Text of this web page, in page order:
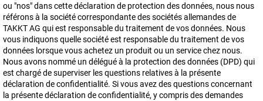
ou "nos" dans cette déclaration de protection des données, nous nous
référons à la société correspondante des sociétés allemandes de
TAKKT AG qui est responsable du traitement de vos données. Nous
vous indiquons quelle société est responsable du traitement de vos
données lorsque vous achetez un produit ou un service chez nous.
Nous avons nommé un délégué à la protection des données (DPD) qui
est chargé de superviser les questions relatives à la présente
déclaration de confidentialité. Si vous avez des questions concernant
la présente déclaration de confidentialité, y compris des demandes